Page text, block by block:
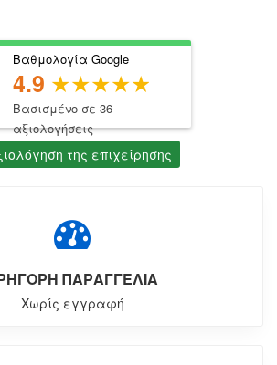
Βαθμολογία Google
4.9
Βασισμένο σε 36
αξιολογήσεις
της επιχείρησης
ΠΑΡΑΓΓΕΛΙΑ
Χωρίς εγγραφή